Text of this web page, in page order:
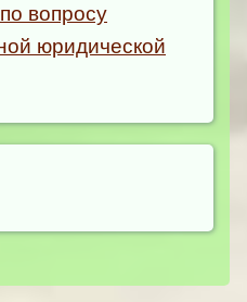
вопросу
юридической